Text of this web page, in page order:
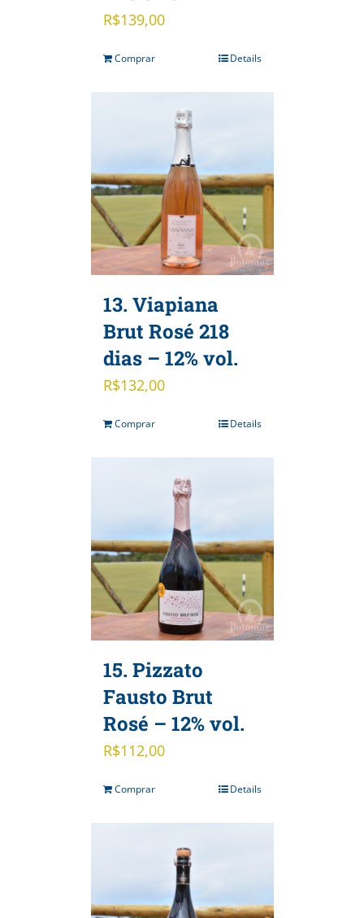
R$139,00
Comprar Details
13. Viapiana
Brut Rosé 218
dias – 12% vol.
R$132,00
Comprar Details
15. Pizzato
Fausto Brut
Rosé – 12% vol.
R$112,00
Comprar Details